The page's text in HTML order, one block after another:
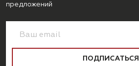
предложений
ПОДПИСАТЬСЯ